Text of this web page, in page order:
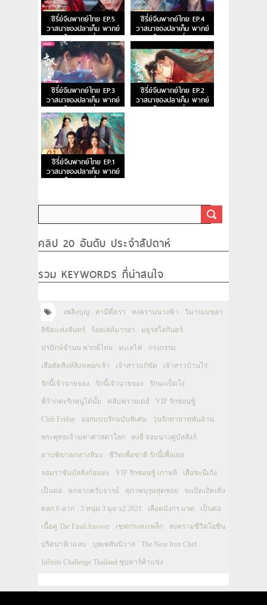
ซีรี่ย์จีนพากย์ไทย EP.5
วาสนาของปลาเค็ม พากย์
ไทย ตอนที่ 5
ซีรี่ย์จีนพากย์ไทย EP.4
วาสนาของปลาเค็ม พากย์
ไทย ตอนที่ 4
ซีรี่ย์จีนพากย์ไทย EP.3
วาสนาของปลาเค็ม พากย์
ไทย ตอนที่ 3
ซีรี่ย์จีนพากย์ไทย EP.2
วาสนาของปลาเค็ม พากย์
ไทย ตอนที่ 2
ซีรี่ย์จีนพากย์ไทย EP.1
วาสนาของปลาเค็ม พากย์
ไทย ตอนที่ 1
คลิป 20 อันดับ ประจำสัปดาห์
รวม KEYWORDS ที่น่าสนใจ
เพลิงบุญ สามีตีตรา สงครามนางฟ้า วิมานเมขลา
ลิขิตแห่งจันทร์ ร้อยเล่ห์มารยา มธุรสโลกันตร์
ปรปักษ์จำนน พากย์ไทย ทะเลไฟ กรงกรรม
เสือตัดสิงห์ลิงหลอกเจ้า เจ้าสาวแก้ขัด เจ้าสาวบ้านไร่
รักนี้เจ้านายจอง รักนี้เจ้านายจอง รักนะเป็ดโง่
พี่ว้ากคะรักหนูได้มั้ย คลับฟรายเดย์ VIP รักซ่อนชู้
Club Friday ออกแบบรักฉบับพิเศษ วุ่นรักทายาทพันล้าน
พระพุทธเจ้ามหาศาสดาโลก ทงอี จอมนางคู่บัลลังก์
ดาบพิฆาตกลางหิมะ ชีวิตเพื่อชาติ รักนี้เพื่อเธอ
จอมราชันบัลลังก์อมตะ VIP รักซ่อนชู้ เกาหลี เสือชะนีเก้ง
เป็นต่อ หกฉากครับจารย์ สุภาพบุรุษสุดซอย ระเบิดเถิดเทิง
ตลก 6 ฉาก 3 หนุ่ม 3 มุม x2 2021 เลือดมังกร แรด เป็นต่อ
เนื้อคู่ The Final Answer เชฟกระทะเหล็ก สงครามชีวิตโอชิน
ปริศนาฟ้าแลบ บุพเพสันนิวาส The Next Iron Chef
Infinite Challenge Thailand ซุปตาร์ท้าแข่ง